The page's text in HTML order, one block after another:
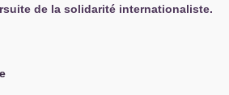
de la solidarité internationaliste.